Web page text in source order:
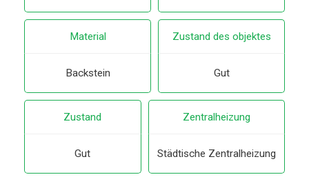
Material
Backstein
Zustand des objektes
Gut
Zustand
Gut
Zentralheizung
Städtische Zentralheizung